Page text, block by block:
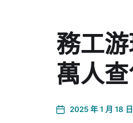
務工
萬人
2025 年 1 月 18 日